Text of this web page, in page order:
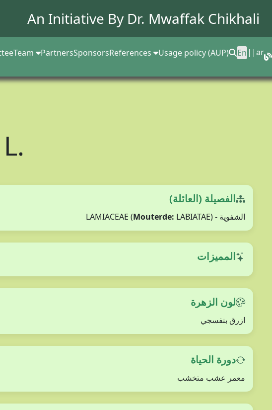
An Initiative By Dr. Mwaffak Chikhali
Team PartnersSponsorsReferences Usage policy (AUP) En ||ar
L.
الفصيلة (العائلة)
الشفوية - LAMIACEAE ( Mouterde: LABIATAE)
المميزات
لون الزهرة
ازرق بنفسجي
دورة الحياة
معمر عشب متخشب